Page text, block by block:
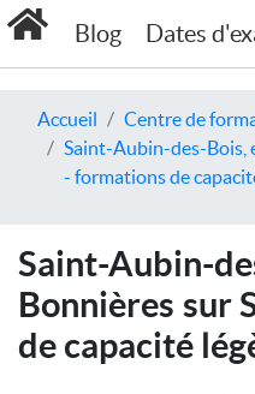
Blog Dates
Accueil
Centre de
Saint-Aubin-des-Bois,
- formations de
Saint-Aubin-
Bonnières sur
de capacité